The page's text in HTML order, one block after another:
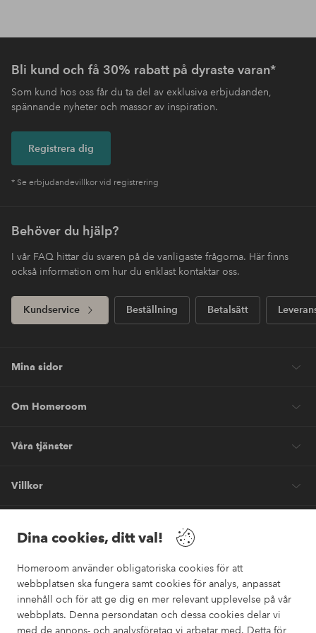
Dina cookies, ditt val!
Homeroom använder obligatoriska cookies för att
webbplatsen ska fungera samt cookies för analys, anpassat
innehåll och för att ge dig en mer relevant upplevelse på vår
webbplats. Denna persondatan och dessa cookies delar vi
med de annons- och analysföretag vi arbetar med. Detta för
Bli kund och få 30% rabatt på dyraste varan*
Som kund hos oss får du ta del av exklusiva erbjudanden,
spännande nyheter och massor av inspiration.
Registrera dig
* Se erbjudandevillkor vid registrering
Behöver du hjälp?
I vår FAQ hittar du svaren på de vanligaste frågorna. Här finns
också information om hur du enklast kontaktar oss.
Kundservice Beställning Betalsätt
Mina sidor
Om Homeroom
Våra tjänster
Villkor
Säkra betalningar